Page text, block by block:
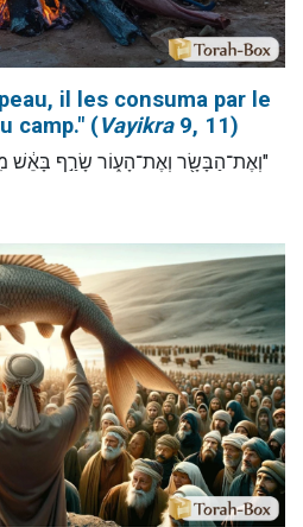
il les consuma par le
camp." (Vayikra9, 11)
"וְאֶת־הַבָּשָׂ֖ר וְאֶת־הָע֑וֹר שָׂרַ֣ף בָּאֵ֔שׁ